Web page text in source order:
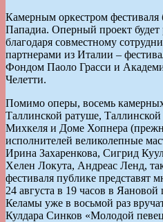
Камерным оркестром фестиваля
Пападиа. Оперный проект будет
благодаря совместному
партнерами из Италии –
Фондом Паоло Грасси и
Челетти.
Помимо оперы, восемь камерных
Таллинской ратуше,
Михкеля и Доме Хопнера
исполнителей великолепные
Ирина Захаренкова, Сигрид
Хелен Локута, Андреас Ленд,
фестиваля публике представят
24 августа в 19 часов в
Келамы уже в восьмой раз
Кулдара Синков «Молодой